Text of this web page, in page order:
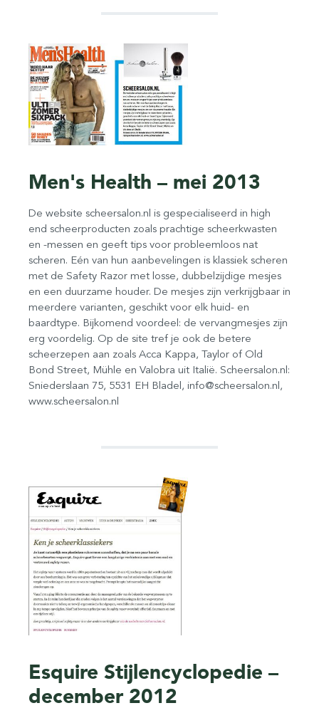
Men's Health – mei 2013
De website scheersalon.nl is gespecialiseerd in high
end scheerproducten zoals prachtige scheerkwasten
en -messen en geeft tips voor probleemloos nat
scheren. Eén van hun aanbevelingen is klassiek scheren
met de Safety Razor met losse, dubbelzijdige mesjes
en een duurzame houder. De mesjes zijn verkrijgbaar in
meerdere varianten, geschikt voor elk huid- en
baardtype. Bijkomend voordeel: de vervangmesjes zijn
erg voordelig. Op de site tref je ook de betere
scheerzepen aan zoals Acca Kappa, Taylor of Old
Bond Street, Mühle en Valobra uit Italië. Scheersalon.nl:
Sniederslaan 75, 5531 EH Bladel, info@scheersalon.nl ,
www.scheersalon.nl
Esquire Stijlencyclopedie –
december 2012